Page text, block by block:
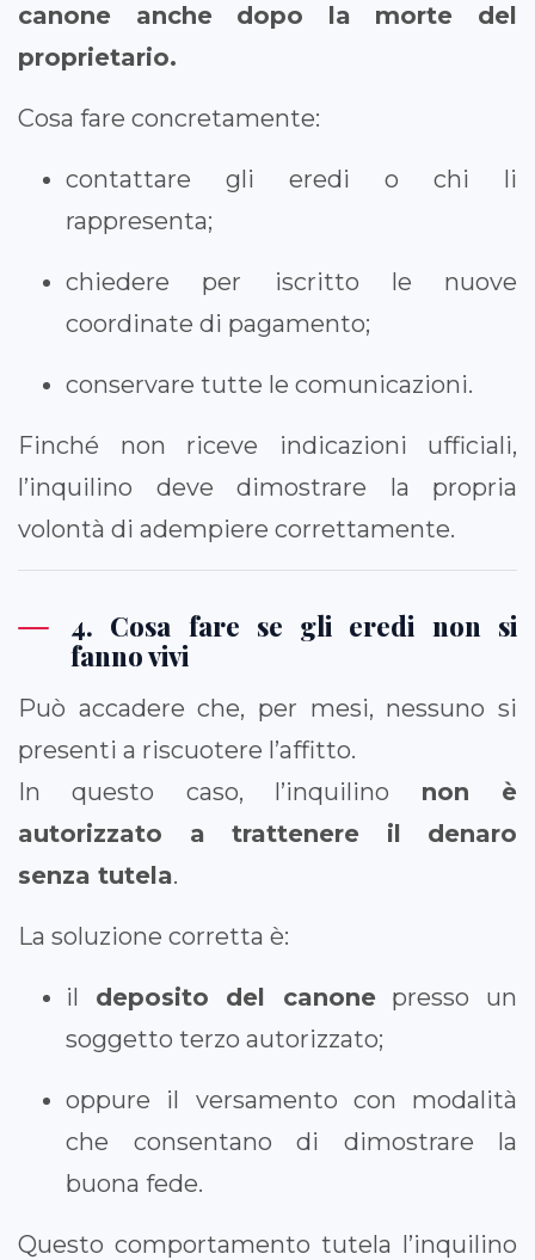
canone anche dopo la morte del
proprietario.
Cosa fare concretamente:
contattare gli eredi o chi li
rappresenta;
chiedere per iscritto le nuove
coordinate di pagamento;
conservare tutte le comunicazioni.
Finché non riceve indicazioni ufficiali,
l’inquilino deve dimostrare la propria
volontà di adempiere correttamente.
4. Cosa fare se gli eredi non si
fanno vivi
Può accadere che, per mesi, nessuno si
presenti a riscuotere l’affitto.
In questo caso, l’inquilino non è
autorizzato a trattenere il denaro
senza tutela.
La soluzione corretta è:
il deposito del canone presso un
soggetto terzo autorizzato;
oppure il versamento con modalità
che consentano di dimostrare la
buona fede.
Questo comportamento tutela l’inquilino